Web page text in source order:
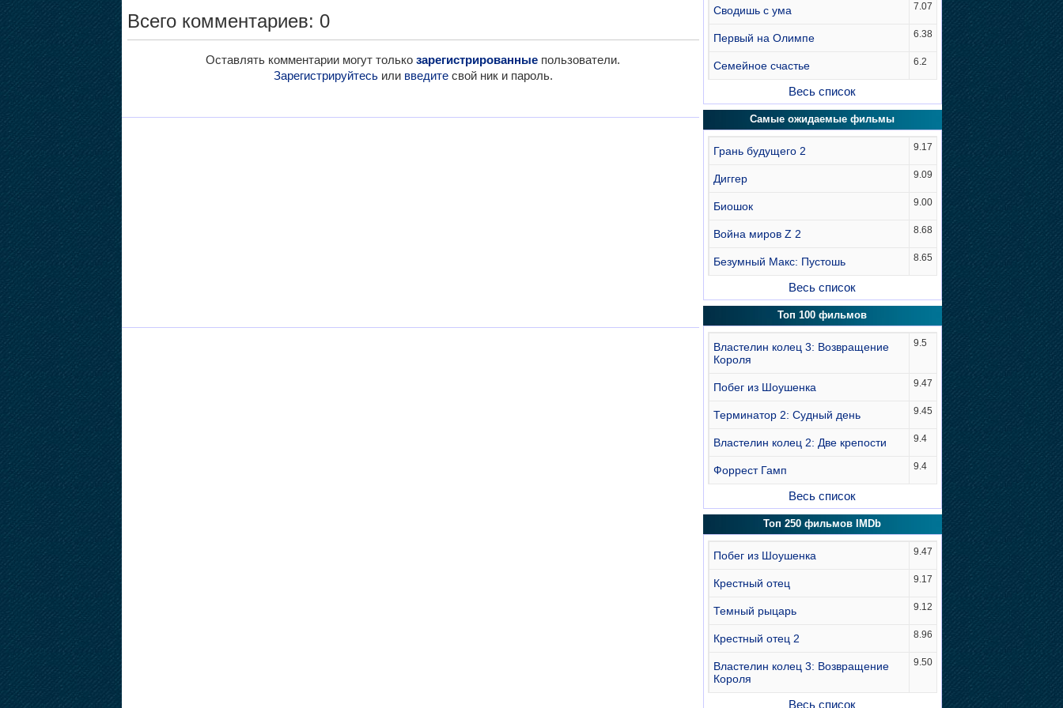
Всего комментариев: 0
Оставлять комментарии могут только зарегистрированные пользователи.
Зарегистрируйтесьили введитесвой ник и пароль.
Сводишь с ума 7.07
Первый на Олимпе 6.38
Семейное счастье 6.2
Весь список
Самые ожидаемые фильмы
Грань будущего 2 9.17
Диггер 9.09
Биошок 9.00
Война миров Z 2 8.68
Безумный Макс: Пустошь 8.65
Весь список
Топ 100 фильмов
Властелин колец 3: Возвращение
Короля
9.5
Побег из Шоушенка 9.47
Терминатор 2: Судный день 9.45
Властелин колец 2: Две крепости 9.4
Форрест Гамп 9.4
Весь список
Топ 250 фильмов IMDb
Побег из Шоушенка 9.47
Крестный отец 9.17
Темный рыцарь 9.12
Крестный отец 2 8.96
Властелин колец 3: Возвращение
Короля
9.50
Весь список